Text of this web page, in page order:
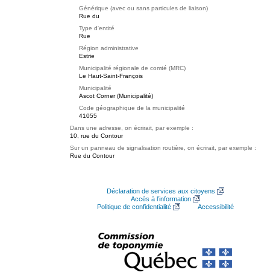
Générique (avec ou sans particules de liaison)
Rue du
Type d'entité
Rue
Région administrative
Estrie
Municipalité régionale de comté (MRC)
Le Haut-Saint-François
Municipalité
Ascot Corner (Municipalité)
Code géographique de la municipalité
41055
Dans une adresse, on écrirait, par exemple :
10, rue du Contour
Sur un panneau de signalisation routière, on écrirait, par exemple :
Rue du Contour
Déclaration de services aux citoyens
Accès à l’information
Politique de confidentialité
Accessibilité